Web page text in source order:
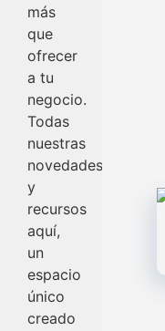
más
que
ofrecer
a tu
negocio.
Todas
nuestras
novedades
y
recursos
aquí,
un
espacio
único
creado